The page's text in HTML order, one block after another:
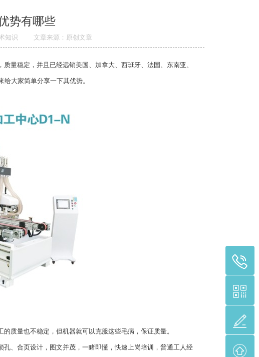
势有哪些
知识 文章来源：原创文章
量稳定，并且已经远销美国、加拿大、西班牙、法国、东南亚、
大家简单分享一下其优势。
质量也不稳定，但机器就可以克服这些毛病，保证质量。
、合页设计，图文并茂，一睹即懂，快速上岗培训，普通工人经